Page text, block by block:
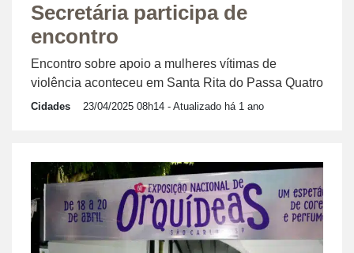
Secretária participa de
encontro
Encontro sobre apoio a mulheres vítimas de
violência aconteceu em Santa Rita do Passa Quatro
Cidades 23/04/2025 08h14 - Atualizado há 1 ano